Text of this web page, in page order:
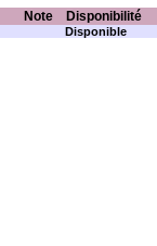
Note Disponibilité
Disponible